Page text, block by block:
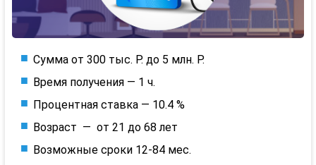
Сумма от 300 тыс. Р. до 5 млн. Р.
Время получения — 1 ч.
Процентная ставка — 10.4 %
Возраст — от 21 до 68 лет
Возможные сроки 12-84 мес.